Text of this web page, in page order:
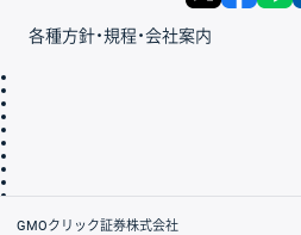
各種方針・規程・会社案内
会社案内
GMOクリック証券株式会社